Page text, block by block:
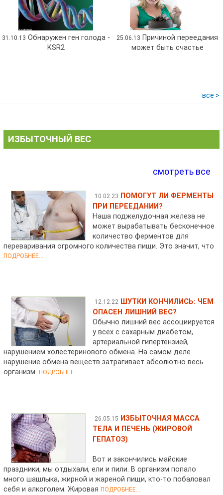
31.10.13 Обнаружен ген голода -
KSR2
25.06.13 Причиной переедания
может быть счастье
все >
ИЗБЫТОЧНЫЙ ВЕС
смотреть все
10.02.23 ПОМОГУТ ЛИ ФЕРМЕНТЫ
ПРИ ПЕРЕЕДАНИИ?
Наша поджелудочная железа не
может вырабатывать бесконечное
количество ферментов для
переваривания огромного количества пищи. Это значит, что
ПОДРОБНЕЕ...
12.12.22 ШУТКИ КОНЧИЛИСЬ: ЧЕМ
ОПАСЕН ЛИШНИЙ ВЕС?
Обычно лишний вес ассоциируется
у всех с сахарным диабетом,
артериальной гипертензией,
нарушением холестеринового обмена. На самом деле
нарушение обмена веществ затрагивает абсолютно весь
организм.ПОДРОБНЕЕ...
26.05.15 ИЗБЫТОЧНАЯ МАССА
ТЕЛА И ПЕЧЕНЬ (ЖИРОВОЙ
ГЕПАТОЗ)
Вот и закончились майские
праздники, мы отдыхали, ели и пили. В организм попало
много шашлыка, жирной и жареной пищи, кто-то побаловал
себя и алкоголем. ЖироваяПОДРОБНЕЕ...